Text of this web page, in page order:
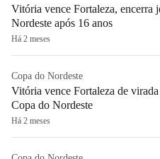
Vitória vence Fortaleza, encerra
Nordeste após 16 anos
Há 2 meses
Copa do Nordeste
Vitória vence Fortaleza de
Copa do Nordeste
Há 2 meses